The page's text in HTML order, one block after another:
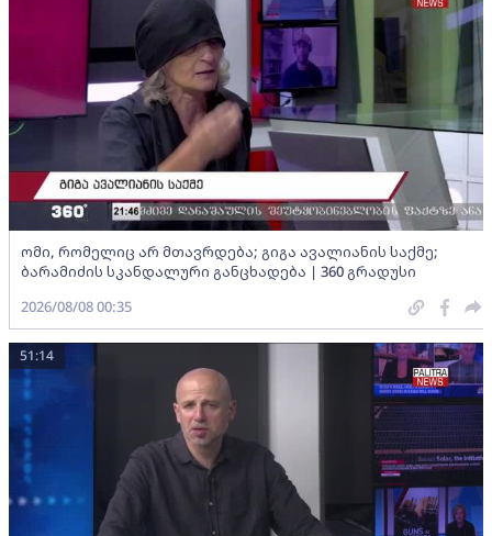
ომი, რომელიც არ მთავრდება; გიგა ავალიანის საქმე;
ბარამიძის სკანდალური განცხადება | 360 გრადუსი
2026/08/08 00:35
51:14